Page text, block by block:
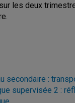
les deux
secondaire :
supervisée 2 :